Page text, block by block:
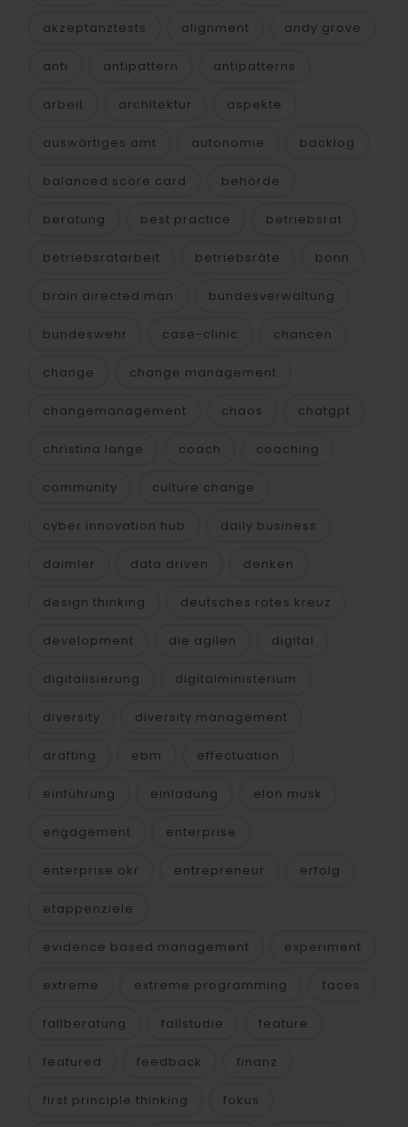
akzeptanztests alignment andy grove
anti antipattern antipatterns
arbeit architektur aspekte
auswärtiges amt autonomie backlog
balanced score card behörde
beratung best practice betriebsrat
betriebsratarbeit betriebsräte bonn
brain directed man bundesverwaltung
bundeswehr case-clinic chancen
change change management
changemanagement chaos chatgpt
christina lange coach coaching
community culture change
cyber innovation hub daily business
daimler data driven denken
design thinking deutsches rotes kreuz
development die agilen digital
digitalisierung digitalministerium
diversity diversity management
drafting ebm effectuation
einführung einladung elon musk
engagement enterprise
enterprise okr entrepreneur erfolg
etappenziele
evidence based management experiment
extreme extreme programming faces
fallberatung fallstudie feature
featured feedback finanz
first principle thinking fokus